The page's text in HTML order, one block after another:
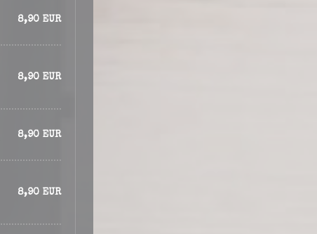
8,90 EUR
8,90 EUR
8,90 EUR
8,90 EUR